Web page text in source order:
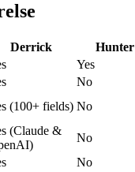
Derrick Hunter
Yes
No
(100+ fields) No
(Claude &
No
No